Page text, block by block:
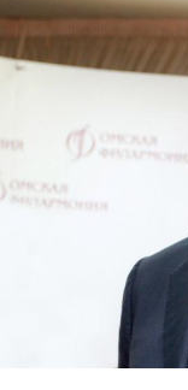
Сайт
Буркова